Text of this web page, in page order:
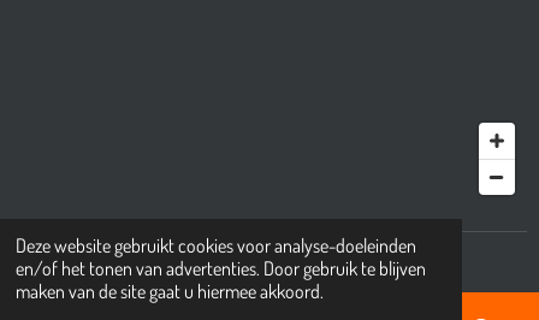
Deze website gebruikt cookies voor analyse-doeleinden
en/of het tonen van advertenties. Door gebruik te blijven
maken van de site gaat u hiermee akkoord.
© 2001 - 2025 mkbıkes.nl